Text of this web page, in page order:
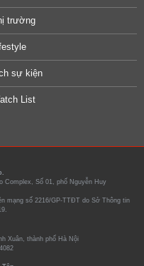
trường
sự kiện
List
Complex, Số 01, phố Nguyễn Huy
mạng số 2216/GP-TTĐT do Sở Thông tin
Xuân, thành phố Hà Nội